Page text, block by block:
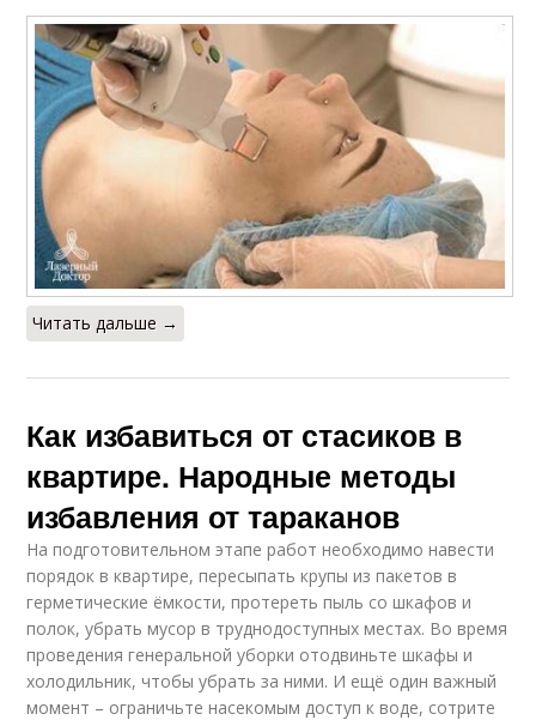
Читать дальше →
Как избавиться от стасиков в
квартире. Народные методы
избавления от тараканов
На подготовительном этапе работ необходимо навести
порядок в квартире, пересыпать крупы из пакетов в
герметические ёмкости, протереть пыль со шкафов и
полок, убрать мусор в труднодоступных местах. Во время
проведения генеральной уборки отодвиньте шкафы и
холодильник, чтобы убрать за ними. И ещё один важный
момент – ограничьте насекомым доступ к воде, сотрите